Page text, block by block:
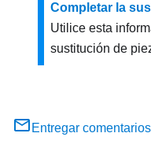
Completar la
Utilice esta
sustitución de
Entregar comentarios